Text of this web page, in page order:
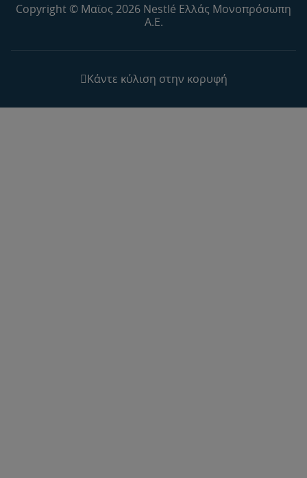
Copyright © Μαϊος 2026 Nestlé Ελλάς Μονοπρόσωπη
Α.Ε.
Κάντε κύλιση στην κορυφή